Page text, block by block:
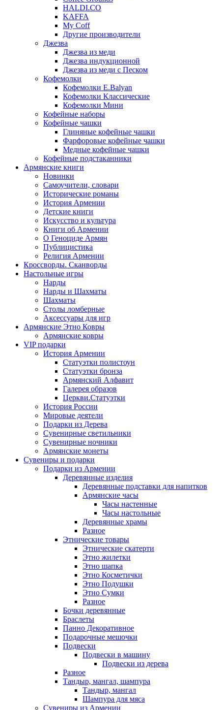
HALDI.CO
KAFFA
My Coff
Другие производители
Джезва
Джезва из меди
Джезва индукционной
Джезва из меди с Песком
Кофемолки
Кофемолки E.Balyan
Кофемолки Классические
Кофемолки Мини
Кофейные наборы
Кофейные чашки
Глиняные кофейные чашки
Фарфоровые кофейные чашки
Медные кофейные чашки
Кофейные подстаканники
Армянские книги
Новинки
Самоучители, словари
Исторические романы
История Армении
Детские книги
Иcкусство и культура
Книги об Армении
О Геноциде Армян
Публицистика
Религия Армении
Кроссворды. Сканворды
Настольные игры
Нарды
Нарды и Шахматы
Шахматы
Столы ломберные
Аксессуары для игр
Армянские Этно Ковры
Армянские ковры
VIP подарки
История Армении
Статуэтки полистоун
Статуэтки бронза
Армянский Алфавит
Галерея образов
Церкви.Статуэтки
История России
Мировые деятели
Подарки из Дерева
Сувенирные светильники
Сувенирные ночники
Армянские монеты
Сувениры и подарки
Подарки из Армении
Деревянные изделия
Деревянные подставки для напитков
Армянские часы
Часы настенные
Часы настольные
Деревянные храмы
Разное
Этнические товары
Этнические скатерти
Этно жилетки
Этно шапка
Этно Косметички
Этно Подушки
Этно Сумки
Разное
Бочки деревянные
Браслеты
Панно Декоративное
Подарочные мешочки
Подвески
Подвески в машину
Подвески из дерева
Разное
Тандыр, мангал, шампура
Тандыр, мангал
Шампура для мяса
Сувениры из Армении